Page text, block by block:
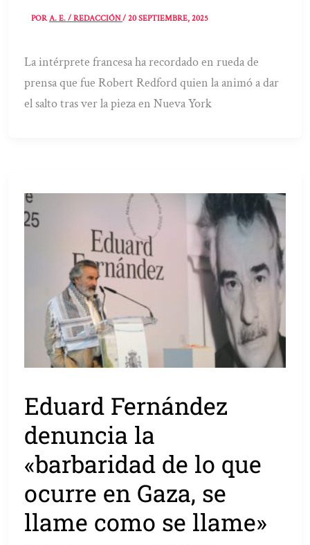
PORA. E. / REDACCIÓN/20 SEPTIEMBRE, 2025
La intérprete francesa ha recordado en rueda de
prensa que fue Robert Redford quien la animó a dar
el salto tras ver la pieza en Nueva York
Eduard Fernández
denuncia la
«barbaridad de lo que
ocurre en Gaza, se
llame como se llame»